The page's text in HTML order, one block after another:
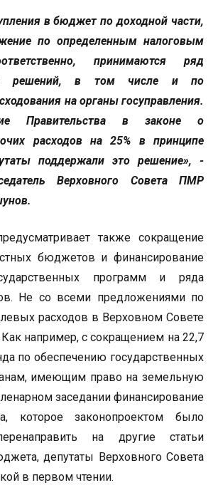
в бюджет по доходной части,
по определенным налоговым
принимаются ряд
решений, в том числе и по
на органы госуправления.
Правительства в законе о
расходов на 25% в принципе
поддержали это решение», -
Верховного Совета ПМР
также сокращение
бюджетов и финансирование
программ и ряда
Не со всеми предложениями по
расходов в Верховном Совете
например, с сокращением на 22,7
по обеспечению государственных
имеющим право на земельную
заседании финансирование
которое законопроектом было
на другие статьи
депутаты Верховного Совета
в первом чтении.